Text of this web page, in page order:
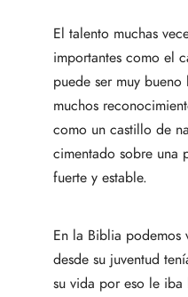
El talento muchas
importantes como el
puede ser muy
muchos
como un castillo de
cimentado sobre una
fuerte y estable.
En la Biblia podemos
desde su juventud
su vida por eso le